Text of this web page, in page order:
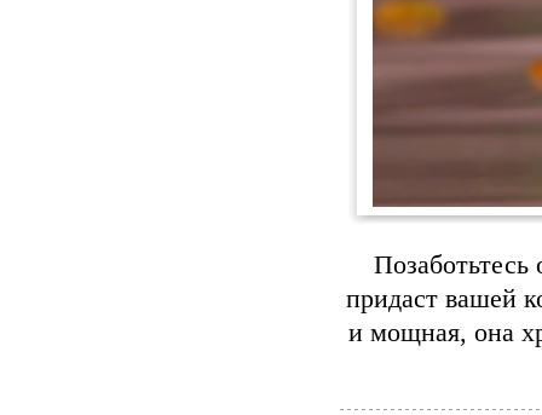
придаст вашей
и мощная, она